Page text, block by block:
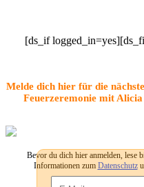
[ds_if
Melde dich hier für die
Feuerzeremonie mit
Bevor du dich hier anmelden, lese
Informationen zum Datenschutz